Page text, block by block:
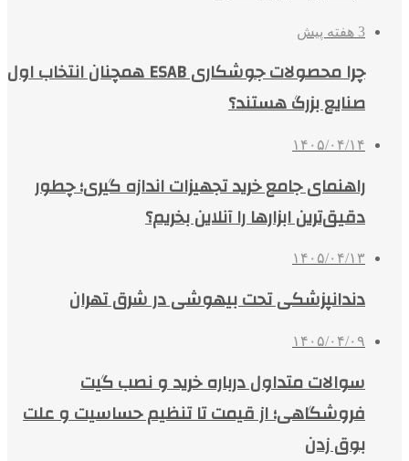
3 هفته پیش
چرا محصولات جوشکاری ESAB همچنان انتخاب اول
صنایع بزرگ هستند؟
۱۴۰۵/۰۴/۱۴
راهنمای جامع خرید تجهیزات اندازه گیری؛ چطور
دقیق‌ترین ابزارها را آنلاین بخریم؟
۱۴۰۵/۰۴/۱۳
دندانپزشکی تحت بیهوشی در شرق تهران
۱۴۰۵/۰۴/۰۹
سوالات متداول درباره خرید و نصب گیت
فروشگاهی؛ از قیمت تا تنظیم حساسیت و علت
بوق زدن